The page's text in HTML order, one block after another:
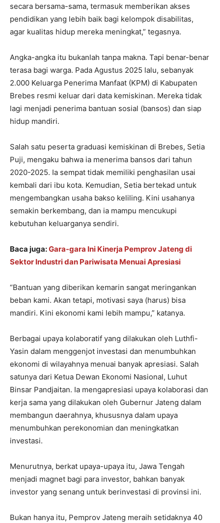
secara bersama-sama, termasuk memberikan akses
pendidikan yang lebih baik bagi kelompok disabilitas,
agar kualitas hidup mereka meningkat,” tegasnya.
Angka-angka itu bukanlah tanpa makna. Tapi benar-benar
terasa bagi warga. Pada Agustus 2025 lalu, sebanyak
2.000 Keluarga Penerima Manfaat (KPM) di Kabupaten
Brebes resmi keluar dari data kemiskinan. Mereka tidak
lagi menjadi penerima bantuan sosial (bansos) dan siap
hidup mandiri.
Salah satu peserta graduasi kemiskinan di Brebes, Setia
Puji, mengaku bahwa ia menerima bansos dari tahun
2020-2025. Ia sempat tidak memiliki penghasilan usai
kembali dari ibu kota. Kemudian, Setia bertekad untuk
mengembangkan usaha bakso keliling. Kini usahanya
semakin berkembang, dan ia mampu mencukupi
kebutuhan keluarganya sendiri.
Baca juga:Gara-gara Ini Kinerja Pemprov Jateng di
Sektor Industri dan Pariwisata Menuai Apresiasi
“Bantuan yang diberikan kemarin sangat meringankan
beban kami. Akan tetapi, motivasi saya (harus) bisa
mandiri. Kini ekonomi kami lebih mampu,” katanya.
Berbagai upaya kolaboratif yang dilakukan oleh Luthfi-
Yasin dalam menggenjot investasi dan menumbuhkan
ekonomi di wilayahnya menuai banyak apresiasi. Salah
satunya dari Ketua Dewan Ekonomi Nasional, Luhut
Binsar Pandjaitan. Ia mengapresiasi upaya kolaborasi dan
kerja sama yang dilakukan oleh Gubernur Jateng dalam
membangun daerahnya, khususnya dalam upaya
menumbuhkan perekonomian dan meningkatkan
investasi.
Menurutnya, berkat upaya-upaya itu, Jawa Tengah
menjadi magnet bagi para investor, bahkan banyak
investor yang senang untuk berinvestasi di provinsi ini.
Bukan hanya itu, Pemprov Jateng meraih setidaknya 40